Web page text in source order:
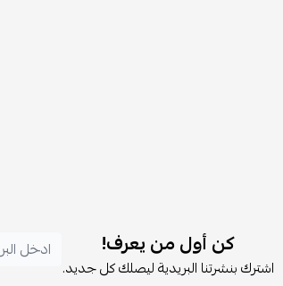
كن أول من يعرف!
اشترك بنشرتنا البريدية ليصلك كل جديد.